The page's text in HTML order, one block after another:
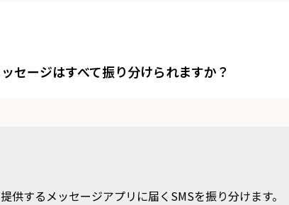
セージはすべて振り分けられますか？
供するメッセージアプリに届くSMSを振り分けます。